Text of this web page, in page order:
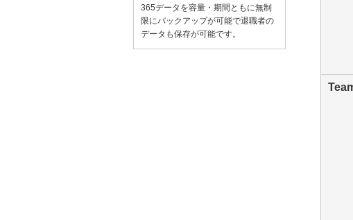
365データを容量・期間ともに無制
限にバックアップが可能で退職者の
データも保存が可能です。